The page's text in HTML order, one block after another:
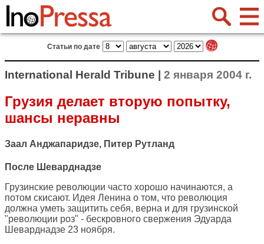
Статьи по дате
International Herald Tribune | 2 января 2004 г.
Грузия делает вторую попытку,
шансы неравны
Заал Анджапаридзе, Питер Рутланд
После Шеварднадзе
Грузинские революции часто хорошо начинаются, а
потом скисают. Идея Ленина о том, что революция
должна уметь защитить себя, верна и для грузинской
"революции роз" - бескровного свержения Эдуарда
Шеварднадзе 23 ноября.